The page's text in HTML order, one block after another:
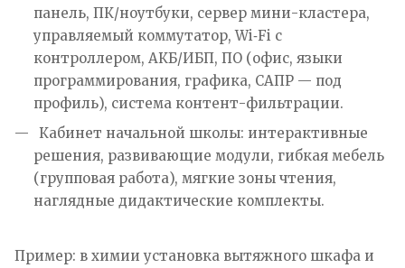
панель, ПК/ноутбуки, сервер мини-кластера,
управляемый коммутатор, Wi‑Fi с
контроллером, АКБ/ИБП, ПО (офис, языки
программирования, графика, САПР — под
профиль), система контент-фильтрации.
Кабинет начальной школы: интерактивные
решения, развивающие модули, гибкая мебель
(групповая работа), мягкие зоны чтения,
наглядные дидактические комплекты.
Пример: в химии установка вытяжного шкафа и